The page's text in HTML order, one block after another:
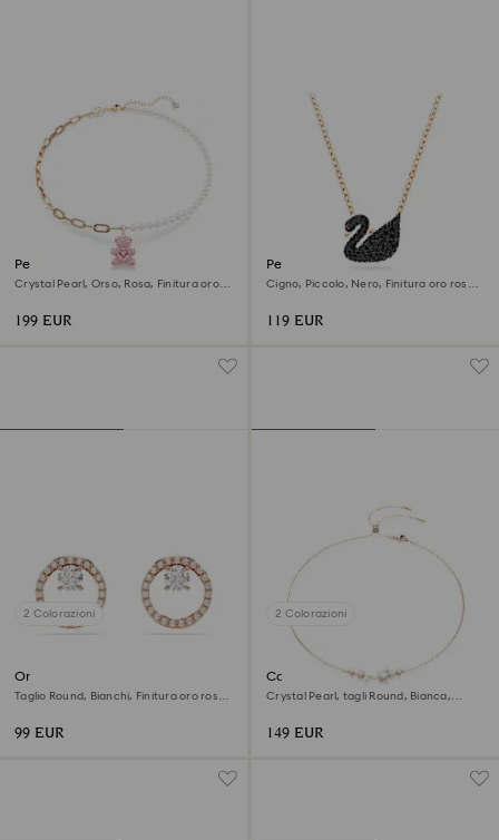
Pendente Teddy
Crystal Pearl, Orso, Rosa, Finitura oro
199 EUR
Pendente Swan
Cigno, Piccolo, Nero, Finitura oro rosa
119 EUR
2 Colorazioni
Orecchini a lobo Constella
Taglio Round, Bianchi, Finitura oro rosa
99 EUR
2 Colorazioni
Collana Constella
Crystal Pearl, tagli Round, Bianca,
149 EUR